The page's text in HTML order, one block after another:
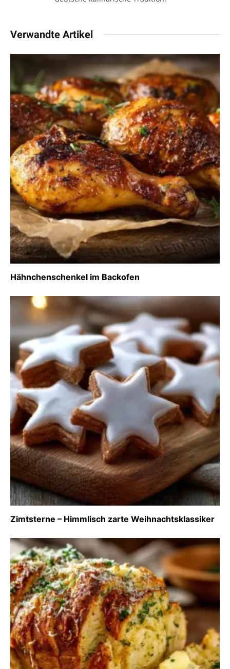
Verwandte Artikel
Hähnchenschenkel im Backofen
Zimtsterne – Himmlisch zarte Weihnachtsklassiker